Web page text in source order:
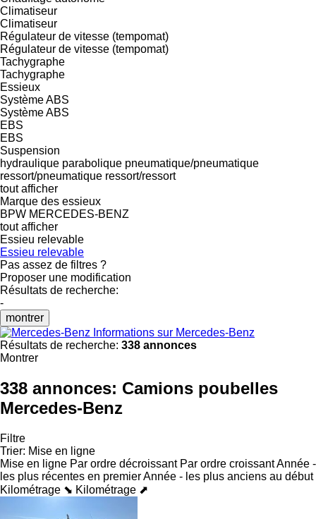
Climatiseur
Climatiseur
Régulateur de vitesse (tempomat)
Régulateur de vitesse (tempomat)
Tachygraphe
Tachygraphe
Essieux
Système ABS
Système ABS
EBS
EBS
Suspension
hydraulique parabolique pneumatique/pneumatique
ressort/pneumatique ressort/ressort
tout afficher
Marque des essieux
BPW MERCEDES-BENZ
tout afficher
Essieu relevable
Essieu relevable
Pas assez de filtres ?
Proposer une modification
Résultats de recherche:
-
montrer
Informations sur Mercedes-Benz
Résultats de recherche: 338 annonces
Montrer
338 annonces: Camions poubelles
Mercedes-Benz
Filtre
Trier: Mise en ligne
Mise en ligne Par ordre décroissant Par ordre croissantAnnée -
les plus récentes en premierAnnée - les plus anciens au début
Kilométrage ⬊ Kilométrage ⬈